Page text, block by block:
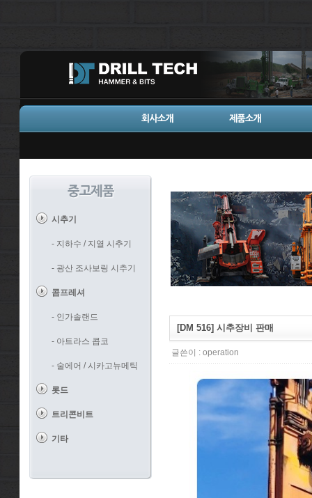
시추기
- 지하수 / 지열 시추기
- 광산 조사보링 시추기
콤프레셔
- 인가솔랜드
- 아트라스 콥코
- 술에어 / 시카고뉴메틱
롯드
트리콘비트
기타
[DM 516] 시추장비 판매
글쓴이 : operation